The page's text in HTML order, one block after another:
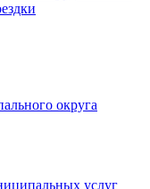
округа
услуг